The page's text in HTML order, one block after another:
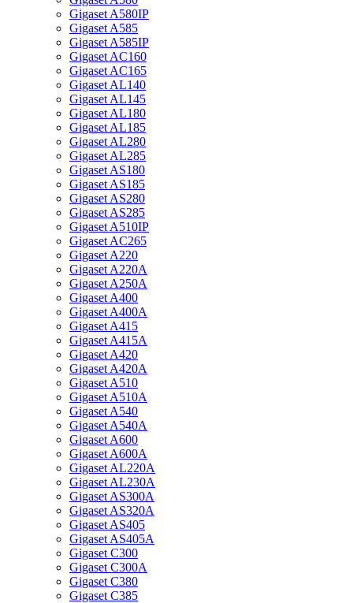
Gigaset A580IP
Gigaset A585
Gigaset A585IP
Gigaset AC160
Gigaset AC165
Gigaset AL140
Gigaset AL145
Gigaset AL180
Gigaset AL185
Gigaset AL280
Gigaset AL285
Gigaset AS180
Gigaset AS185
Gigaset AS280
Gigaset AS285
Gigaset A510IP
Gigaset AC265
Gigaset A220
Gigaset A220A
Gigaset A250A
Gigaset A400
Gigaset A400A
Gigaset A415
Gigaset A415A
Gigaset A420
Gigaset A420A
Gigaset A510
Gigaset A510A
Gigaset A540
Gigaset A540A
Gigaset A600
Gigaset A600A
Gigaset AL220A
Gigaset AL230A
Gigaset AS300A
Gigaset AS320A
Gigaset AS405
Gigaset AS405A
Gigaset C300
Gigaset C300A
Gigaset C380
Gigaset C385